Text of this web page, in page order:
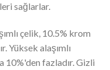
sağlarlar.
çelik, 10.5% krom
Yüksek alaşımlı
10%'den fazladır. Gizli